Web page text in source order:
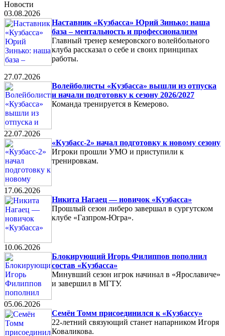
Новости
03.08.2026
Наставник «Кузбасса» Юрий Зинько: наша
база – ментальность и профессионализм
Главный тренер кемеровского волейбольного
клуба рассказал о себе и своих принципах
работы.
27.07.2026
Волейболисты «Кузбасса» вышли из отпуска
и начали подготовку к сезону 2026/2027
Команда тренируется в Кемерово.
22.07.2026
«Кузбасс-2» начал подготовку к новому сезону
Игроки прошли УМО и приступили к
тренировкам.
17.06.2026
Никита Нагаец — новичок «Кузбасса»
Прошлый сезон либеро завершал в сургутском
клубе «Газпром-Югра».
10.06.2026
Блокирующий Игорь Филиппов пополнил
состав «Кузбасса»
Минувший сезон игрок начинал в «Ярославиче»
и завершил в МГТУ.
05.06.2026
Семён Томм присоединился к «Кузбассу»
22-летний связующий станет напарником Игоря
Коваликова.